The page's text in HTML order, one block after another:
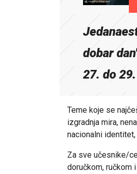
dobar
27. do
Teme koje se
izgradnja mira,
nacionalni
Za sve učesnike/
doručkom, ručkom